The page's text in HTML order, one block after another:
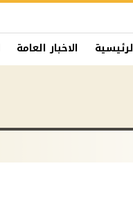
الاخبار العامة